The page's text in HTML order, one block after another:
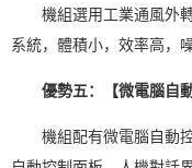
機組選用工業通風外轉
系統，體積小，效率高，
優勢五： 【微電腦自
機組配有微電腦自動控